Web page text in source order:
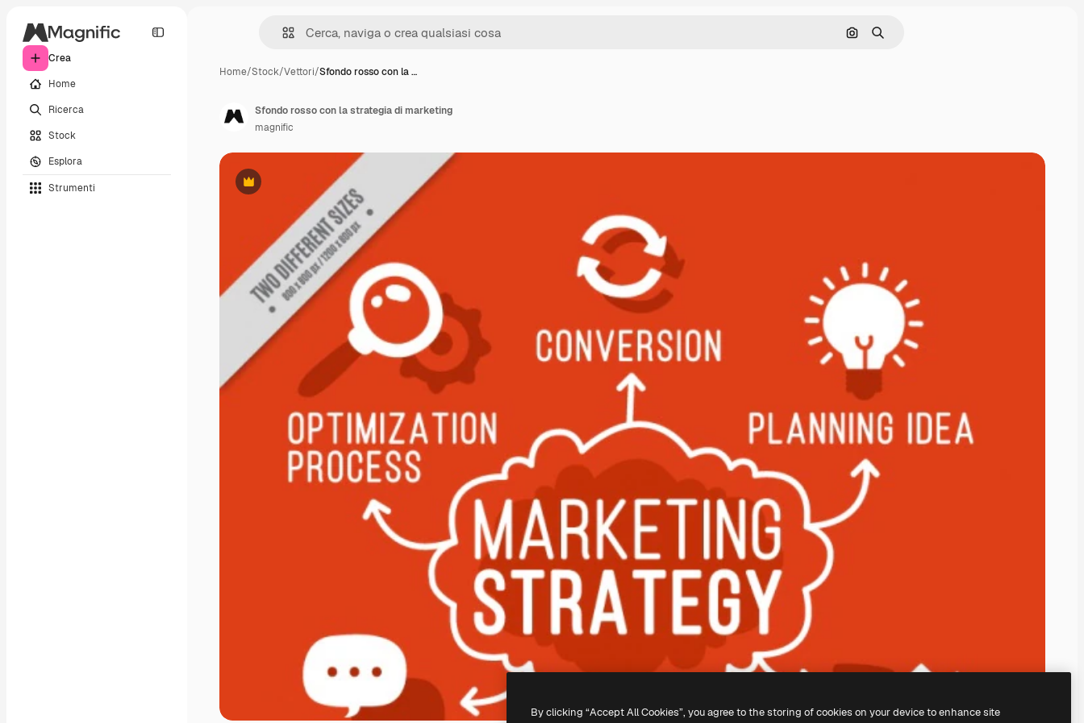
Crea
Home
Ricerca
Stock
Esplora
Strumenti
Cerca per immagine
Ricerca
Home/Stock/Vettori/Sfondo rosso con la …
Premium
Sfondo rosso con la strategia di marketing
magnific
By clicking “Accept All Cookies”, you agree to the storing of cookies on your device to enhance site